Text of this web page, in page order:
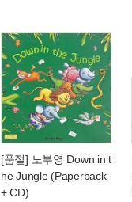
[품절] 노부영 Down in t
he Jungle (Paperback
+ CD)